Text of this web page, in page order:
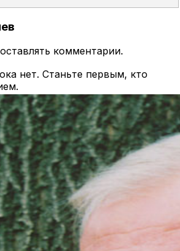
комментарии.
нет. Станьте первым, кто